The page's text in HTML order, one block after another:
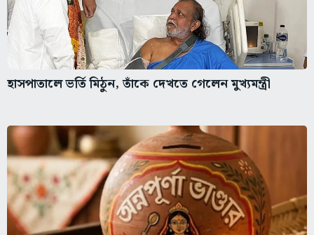
হাসপাতালে ভর্তি মিঠুন, তাঁকে দেখতে গেলেন মুখ্যমন্ত্রী